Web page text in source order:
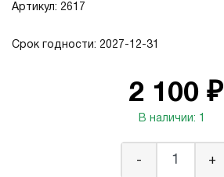
Артикул: 2617
Срок годности: 2027-12-31
2 100 ₽
В наличии: 1
- +